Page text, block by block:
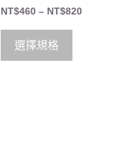
0
o
t
5
NT$460 – NT$820
選擇規格